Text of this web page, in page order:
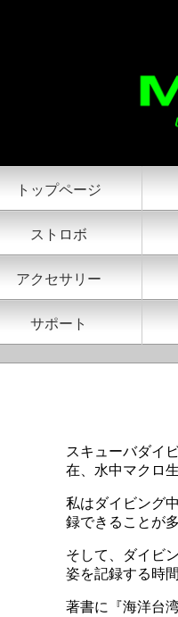
トップページ
ストロボ
アクセサリー
サポート
スキューバダイ
在、水中マクロ
私はダイビング
録できることが
そして、ダイビ
姿を記録する時
著書に『海洋台